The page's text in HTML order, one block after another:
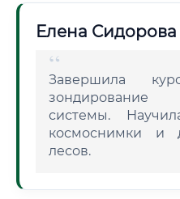
Елена Сидорова
Завершила
системы.
космоснимки и
лесов.